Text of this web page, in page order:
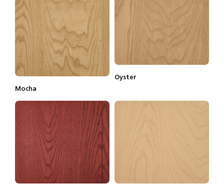
Lisätietoja
Mocha
Lisätietoja
Oyster